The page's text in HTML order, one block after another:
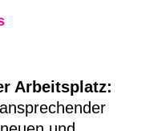
Arbeitsplatz: